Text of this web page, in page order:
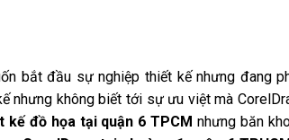
bắt đầu sự nghiệp thiết kế nhưng đang
nhưng không biết tới sự ưu việt mà
kế đồ họa tại quận 6 TPCM nhưng băn